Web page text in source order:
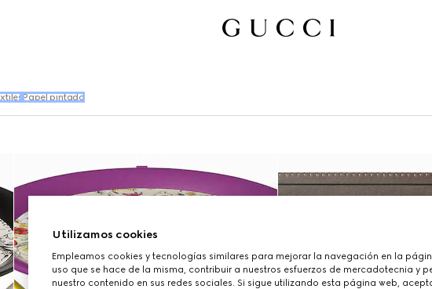
Papel pintado
Utilizamos cookies
Empleamos cookies y tecnologías similares para mejorar la navegación en la
uso que se hace de la misma, contribuir a nuestros esfuerzos de mercadotecnia y
nuestro contenido en sus redes sociales. Si sigue utilizando esta página web,